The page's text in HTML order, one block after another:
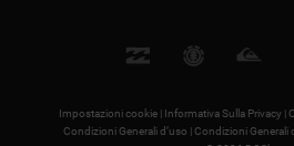
Impostazioni cookie | Informativa Sulla Privacy |
Condizioni Generali d’uso |Condizioni Generali